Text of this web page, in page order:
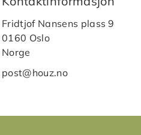
Fridtjof Nansens plass 9
0160 Oslo
Norge
post@houz.no